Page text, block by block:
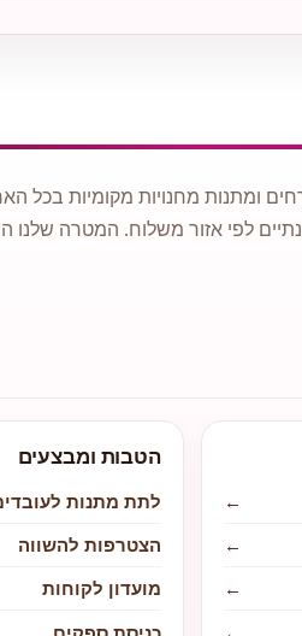
ומתנות מחנויות מקומיות בכל
לפי אזור משלוח. המטרה שלנו
←
←
←
הטבות ומבצעים
לתת מתנות
הצטרפות להשווה
מועדון לקוחות